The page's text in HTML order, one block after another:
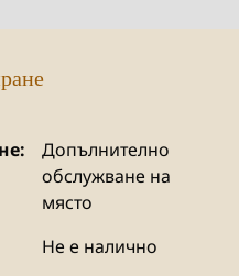
Допълнително
обслужване на
място
Не е налично